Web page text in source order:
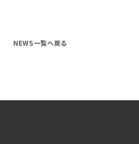
NEWS一覧へ戻る